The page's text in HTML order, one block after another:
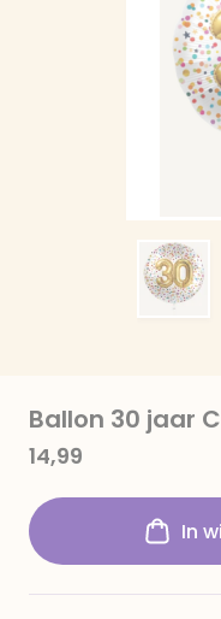
Ballon 30 jaar
14,99
In